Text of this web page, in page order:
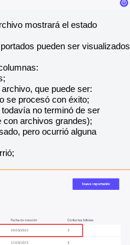
mostrará el estado
pueden ser visualizados
que puede ser:
se procesó con éxito;
no terminó de ser
con archivos grandes);
pero ocurrió alguna